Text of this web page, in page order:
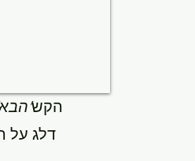
הקש
דלג על